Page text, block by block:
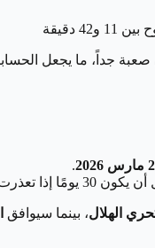
دقيقة
جداً، ما يجعل
.
الهلال، بينما سيوافق